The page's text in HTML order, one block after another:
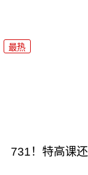
最热
731！特高课